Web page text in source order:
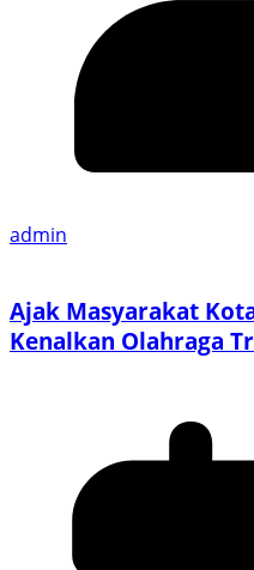
admin
Ajak Masyarakat
Kenalkan Olahraga